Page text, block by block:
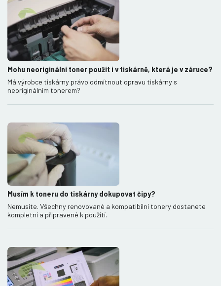
Mohu neoriginální toner použít i v tiskárně, která je v záruce?
Má výrobce tiskárny právo odmítnout opravu tiskárny s
neoriginálním tonerem?
Musím k toneru do tiskárny dokupovat čipy?
Nemusíte. Všechny renovované a kompatibilní tonery dostanete
kompletní a připravené k použití.